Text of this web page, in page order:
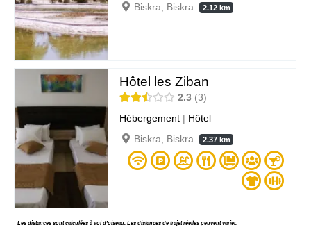
Biskra, Biskra
2.12 km
Hôtel les Ziban
2.3 3
Hébergement | Hôtel
Biskra, Biskra
2.37 km
Les distances sont calculées à vol d’oiseau. Les distances de trajet réelles peuvent varier.